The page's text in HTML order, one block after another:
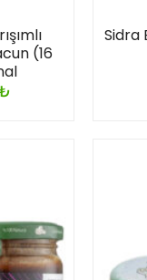
(16
Sidra